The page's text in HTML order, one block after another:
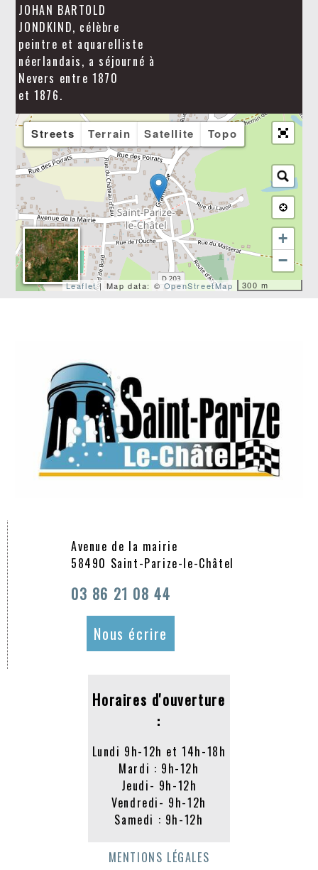
JOHAN BARTOLD
JONDKIND, célèbre
peintre et aquarelliste
néerlandais, a séjourné à
Nevers entre 1870
et 1876.
Streets Terrain Satellite Topo
+
−
300 m
Leaflet| Map data: © OpenStreetMap
Avenue de la mairie
58490 Saint-Parize-le-Châtel
03 86 21 08 44
Nous écrire
Horaires d'ouverture
:
Lundi 9h-12h et 14h-18h
Mardi : 9h-12h
Jeudi- 9h-12h
Vendredi- 9h-12h
Samedi : 9h-12h
MENTIONS LÉGALES